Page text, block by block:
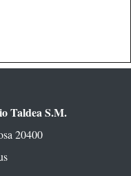
Taldea S.M.
20400